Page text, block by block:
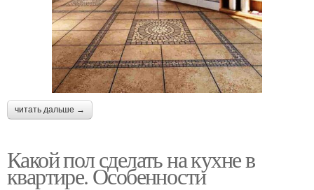
читать дальше →
Какой пол сделать на кухне в
квартире. Особенности